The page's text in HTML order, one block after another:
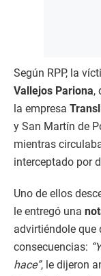
Según RPP, la
Vallejos Pariona,
la empresa
y San Martín de
mientras
interceptado por
Uno de ellos
le entregó una
advirtiéndole
consecuencias:
hace”, le dijeron